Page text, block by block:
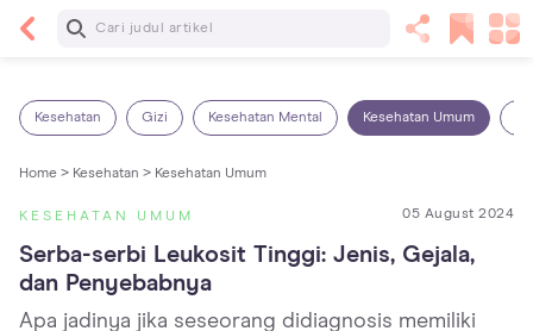
Baca Selanjutnya
Kesehatan Gizi Kesehatan Mental Kesehatan Umum
Home > Kesehatan > Kesehatan Umum
KESEHATAN UMUM 05 August 2024
Serba-serbi Leukosit Tinggi: Jenis, Gejala,
dan Penyebabnya
Apa jadinya jika seseorang didiagnosis memiliki